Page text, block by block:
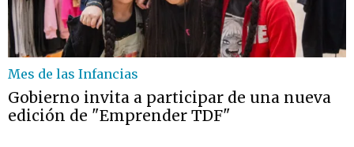
Mes de las Infancias
Gobierno invita a participar de una nueva
edición de "Emprender TDF"